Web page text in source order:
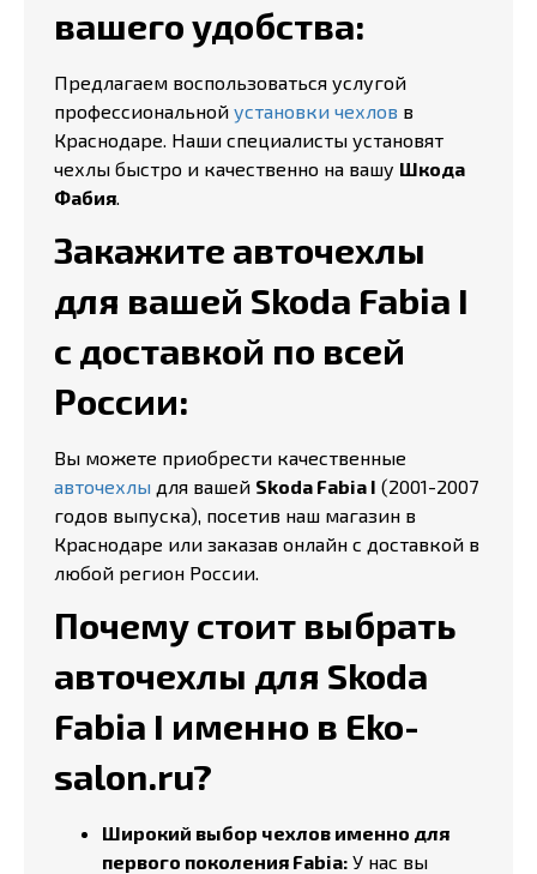
вашего удобства:
Предлагаем воспользоваться услугой
профессиональной установки чехлов в
Краснодаре. Наши специалисты установят
чехлы быстро и качественно на вашу Шкода
Фабия.
Закажите авточехлы
для вашей Skoda Fabia I
с доставкой по всей
России:
Вы можете приобрести качественные
авточехлы для вашей Skoda Fabia I (2001-2007
годов выпуска), посетив наш магазин в
Краснодаре или заказав онлайн с доставкой в
любой регион России.
Почему стоит выбрать
авточехлы для Skoda
Fabia I именно в Eko-
salon.ru?
Широкий выбор чехлов именно для
первого поколения Fabia: У нас вы